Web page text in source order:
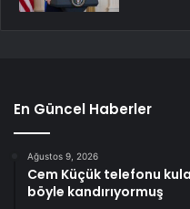
En Güncel Haberler
Ağustos 9, 2026
Cem Küçük telefonu
böyle kandırıyormuş